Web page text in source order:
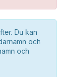
Du kan
och
och